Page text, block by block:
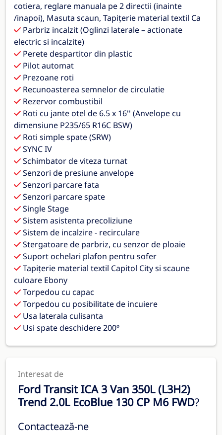
cotiera, reglare manuala pe 2 directii (inainte
/inapoi), Masuta scaun, Tapițerie material textil Ca
Parbriz incalzit (Oglinzi laterale – actionate
electric si incalzite)
Perete despartitor din plastic
Pilot automat
Prezoane roti
Recunoasterea semnelor de circulatie
Rezervor combustibil
Roti cu jante otel de 6.5 x 16'' (Anvelope cu
dimensiune P235/65 R16C BSW)
Roti simple spate (SRW)
SYNC IV
Schimbator de viteza turnat
Senzori de presiune anvelope
Senzori parcare fata
Senzori parcare spate
Single Stage
Sistem asistenta precoliziune
Sistem de incalzire - recirculare
Stergatoare de parbriz, cu senzor de ploaie
Suport ochelari plafon pentru sofer
Tapițerie material textil Capitol City si scaune
culoare Ebony
Torpedou cu capac
Torpedou cu posibilitate de incuiere
Usa laterala culisanta
Usi spate deschidere 200º
Interesat de
Ford Transit ICA 3 Van 350L (L3H2)
Trend 2.0L EcoBlue 130 CP M6 FWD?
Contactează-ne